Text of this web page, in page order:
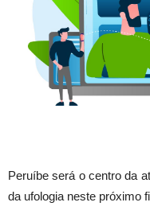
Peruíbe será o centro da
da ufologia neste próximo